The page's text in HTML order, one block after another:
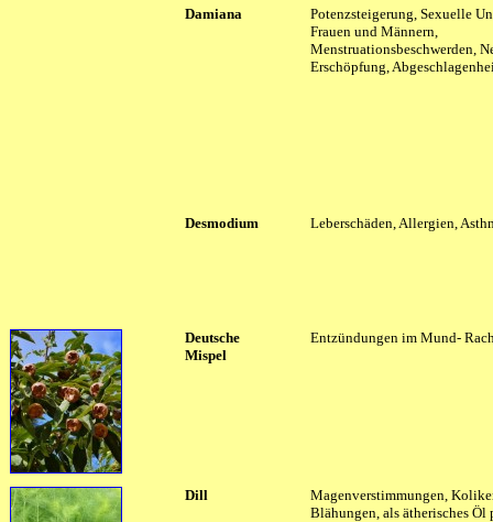
Damiana
Potenzsteigerung, Sexuelle
Frauen und Männern,
Menstruationsbeschwerden,
Erschöpfung,
Desmodium Leberschäden, Allergien,
Deutsche
Mispel
Entzündungen im Mund-
Dill
Magenverstimmungen,
Blähungen, als ätherisches